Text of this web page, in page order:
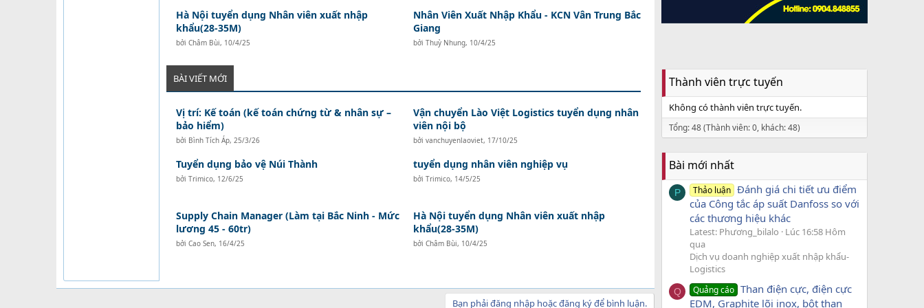
Hà Nội tuyển dụng Nhân viên xuất nhập
khẩu(28-35M)
bởi Châm Bùi, 10/4/25
Nhân Viên Xuất Nhập Khẩu - KCN Vân Trung Bắc
Giang
bởi Thuỳ Nhung, 10/4/25
BÀI VIẾT MỚI
Vị trí: Kế toán (kế toán chứng từ & nhân sự –
bảo hiểm)
bởi Bình Tích Áp, 25/3/26
Vận chuyển Lào Việt Logistics tuyển dụng nhân
viên nội bộ
bởi vanchuyenlaoviet, 17/10/25
Tuyển dụng bảo vệ Núi Thành
bởi Trimico, 12/6/25
tuyển dụng nhân viên nghiệp vụ
bởi Trimico, 14/5/25
Supply Chain Manager (Làm tại Bắc Ninh - Mức
lương 45 - 60tr)
bởi Cao Sen, 16/4/25
Hà Nội tuyển dụng Nhân viên xuất nhập
khẩu(28-35M)
bởi Châm Bùi, 10/4/25
Bạn phải đăng nhập hoặc đăng ký để bình luận.
Thành viên trực tuyến
Không có thành viên trực tuyến.
Tổng: 48 (Thành viên: 0, khách: 48)
Bài mới nhất
P Thảo luận Đánh giá chi tiết ưu điểm
của Công tắc áp suất Danfoss so với
các thương hiệu khác
Latest: Phương_bilalo
Lúc 16:58 Hôm
qua
Dịch vụ doanh nghiệp xuất nhập khẩu-
Logistics
Q Quảng cáo Than điện cực, điện cực
EDM, Graphite lõi inox, bột than